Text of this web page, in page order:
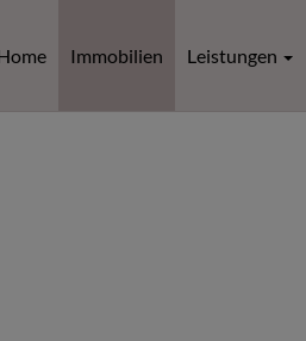
Immobilien Leistungen